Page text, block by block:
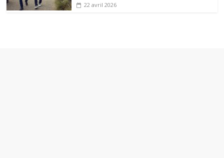
22 avril 2026